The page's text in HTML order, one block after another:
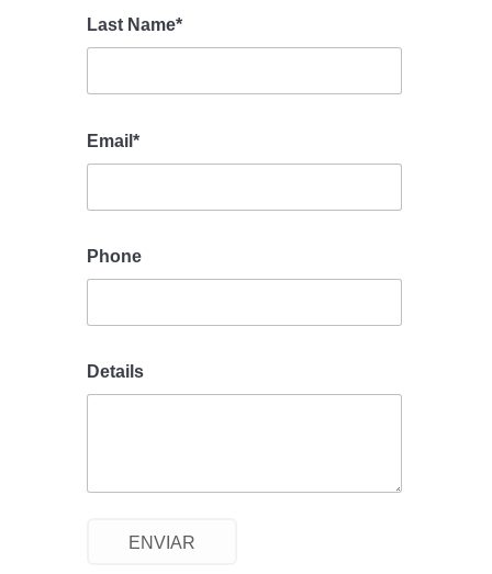
Last Name*
Email*
Phone
Details
ENVIAR